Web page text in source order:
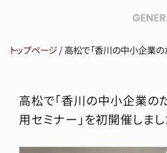
トップページ/高松で「香川の中小企業
高松で「香川の中小企業の
用セミナー」を初開催しま